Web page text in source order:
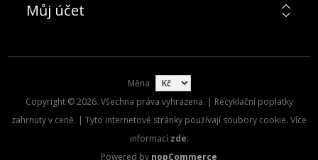
Můj účet
Měna
Copyright © 2026. Všechna práva vyhrazena. | Recyklační poplatky
zahrnuty v ceně. | Tyto internetové stránky používají soubory cookie. Více
informací zde.
Powered by nopCommerce